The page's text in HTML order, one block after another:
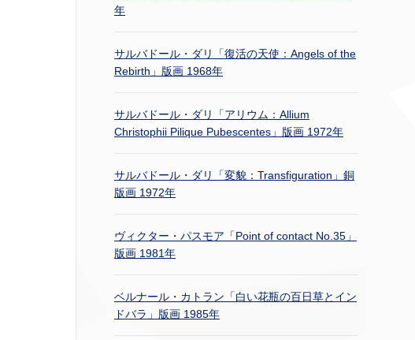
年
サルバドール・ダリ「復活の天使：Angels of the
Rebirth」版画 1968年
サルバドール・ダリ「アリウム：Allium
Christophii Pilique Pubescentes」版画 1972年
サルバドール・ダリ「変貌：Transfiguration」銅
版画 1972年
ヴィクター・パスモア「Point of contact No.35」
版画 1981年
ベルナール・カトラン「白い花瓶の百日草とイン
ドバラ」版画 1985年